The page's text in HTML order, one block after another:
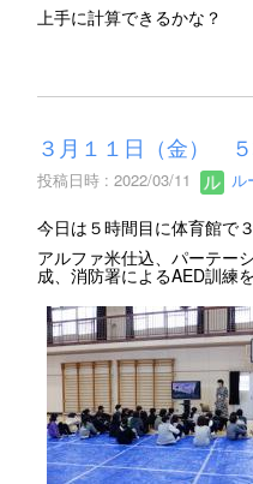
上手に計算できるかな？
３月１１日（金）
投稿日時 : 2022/03/11 ル
今日は５時間目に体育館で
アルファ米仕込、パーテー
成、消防署によるAED訓練